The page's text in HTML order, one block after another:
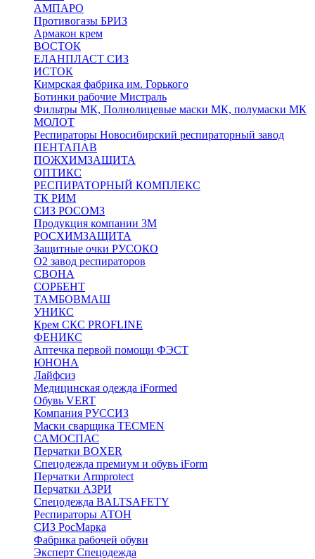
АМПАРО
Противогазы БРИЗ
Армакон крем
ВОСТОК
ЕЛАНПЛАСТ СИЗ
ИСТОК
Кимрская фабрика им. Горького
Ботинки рабочие Мистраль
Фильтры МК, Полнолицевые маски МК, полумаски МК
МОЛОТ
Респираторы Новосибирский респираторный завод
ПЕНТАПАВ
ПОЖХИМЗАЩИТА
ОПТИКС
РЕСПИРАТОРНЫЙ КОМПЛЕКС
ТК РИМ
СИЗ РОСОМЗ
Продукция компании 3M
РОСХИМЗАЩИТА
Защитные очки РУСОКО
О2 завод респираторов
СВОНА
СОРБЕНТ
ТАМБОВМАШ
УНИКС
Крем СКС PROFLINE
ФЕНИКС
Аптечка первой помощи ФЭСТ
ЮНОНА
Лайфсиз
Медицинская одежда iFormed
Обувь VERT
Компания РУССИЗ
Маски сварщика TECMEN
САМОСПАС
Перчатки BOXER
Спецодежда премиум и обувь iForm
Перчатки Armprotect
Перчатки АЗРИ
Спецодежда BALTSAFETY
Респираторы АТОН
СИЗ РосМарка
Фабрика рабочей обуви
Эксперт Спецодежда